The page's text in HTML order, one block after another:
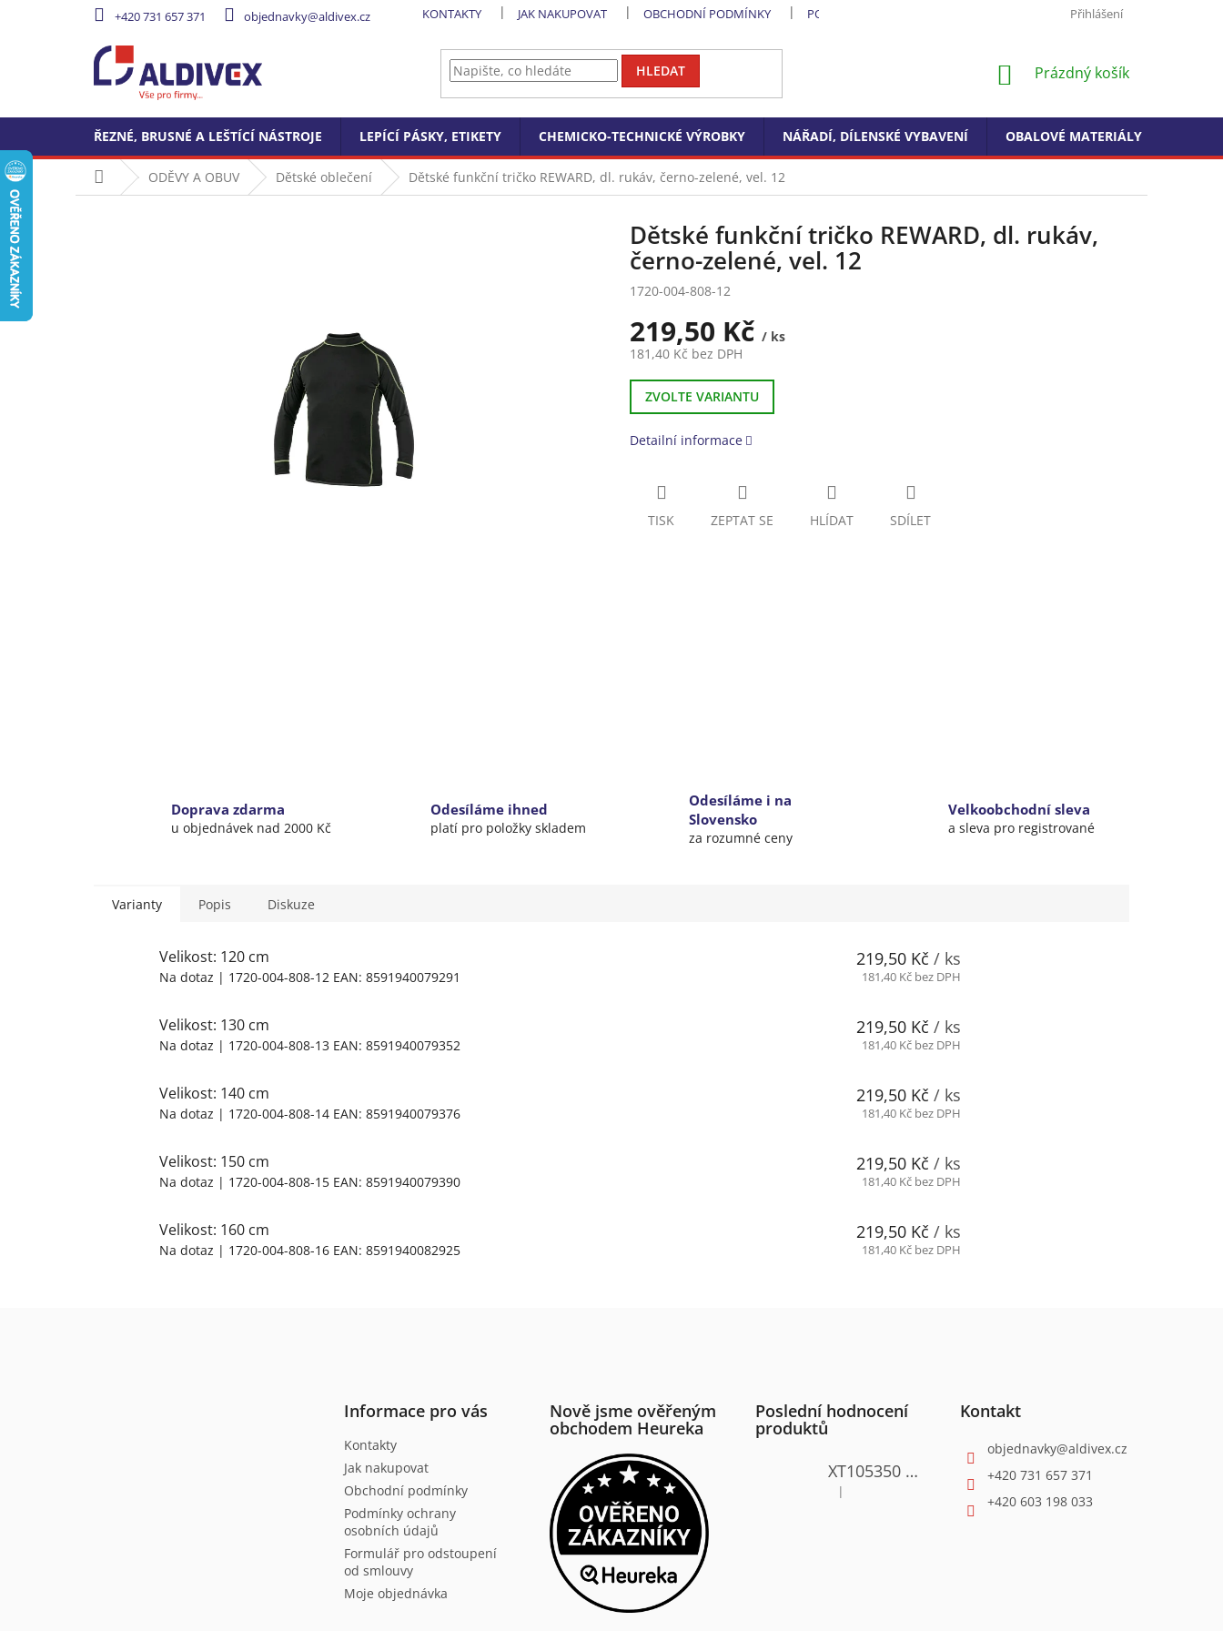
+420 731 657 371 objednavky@aldivex.cz KONTAKTY JAK NAKUPOVAT OBCHODNÍ PODMÍNKY PODMÍNKY OCHRANY OSOBNÍCH ÚDAJŮ FORMULÁŘ PRO
Přihlášení
HLEDAT
NÁKUPNÍ
Prázdný košík
ŘEZNÉ, BRUSNÉ A LEŠTÍCÍ NÁSTROJE LEPÍCÍ PÁSKY, ETIKETY CHEMICKO-TECHNICKÉ VÝROBKY NÁŘADÍ, DÍLENSKÉ VYBAVENÍ OBALOVÉ MATERIÁLY
Domů ODĚVY A OBUV Dětské oblečení Dětské funkční tričko REWARD, dl. rukáv, černo-zelené, vel. 12
Dětské funkční tričko REWARD, dl. rukáv,
černo-zelené, vel. 12
1720-004-808-12
219,50 Kč / ks
181,40 Kč bez DPH
Měrná
cena:
ZVOLTE VARIANTU
Detailní informace
TISK ZEPTAT SE HLÍDAT SDÍLET
Doprava zdarma
u objednávek nad 2000 Kč
Odesíláme ihned
platí pro položky skladem
Odesíláme i na
Slovensko
za rozumné ceny
Velkoobchodní sleva
a sleva pro registrované
Varianty Popis Diskuze
Velikost: 120 cm
Na dotaz | 1720-004-808-12 EAN: 8591940079291
219,50 Kč / ks
181,40 Kč bez DPH
Velikost: 130 cm
Na dotaz | 1720-004-808-13 EAN: 8591940079352
219,50 Kč / ks
181,40 Kč bez DPH
Velikost: 140 cm
Na dotaz | 1720-004-808-14 EAN: 8591940079376
219,50 Kč / ks
181,40 Kč bez DPH
Velikost: 150 cm
Na dotaz | 1720-004-808-15 EAN: 8591940079390
219,50 Kč / ks
181,40 Kč bez DPH
Velikost: 160 cm
Na dotaz | 1720-004-808-16 EAN: 8591940082925
219,50 Kč / ks
181,40 Kč bez DPH
Informace pro vás
Kontakty
Jak nakupovat
Obchodní podmínky
Podmínky ochrany
osobních údajů
Formulář pro odstoupení
od smlouvy
Moje objednávka
Nově jsme ověřeným
obchodem Heureka
Poslední hodnocení
produktů
XT105350 Satinační válcová bruska 1300W
Hodnocení produktu je 4 z 5 hvězdiček.
|
Kontakt
objednavky@aldivex.cz
+420 731 657 371
+420 603 198 033